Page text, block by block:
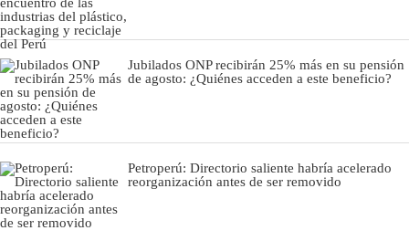
Jubilados ONP recibirán 25% más en su pensión
de agosto: ¿Quiénes acceden a este beneficio?
Petroperú: Directorio saliente habría acelerado
reorganización antes de ser removido